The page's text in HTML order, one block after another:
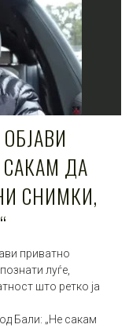
ДА
СНИМКИ,
приватно
луѓе,
што ретко ја
Бали: „Не сакам